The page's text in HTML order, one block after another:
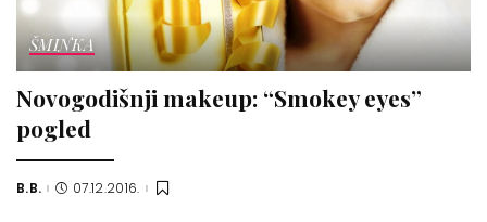
ŠMINKA
Novogodišnji makeup: “Smokey eyes”
pogled
Posted
B.B. 07.12.2016.